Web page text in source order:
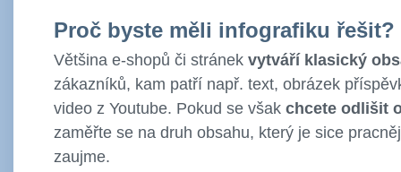
Proč byste měli infografiku řešit?
Většina e-shopů či stránek vytváří klasický
zákazníků, kam patří např. text, obrázek
video z Youtube. Pokud se však chcete odlišit
zaměřte se na druh obsahu, který je sice
zaujme.